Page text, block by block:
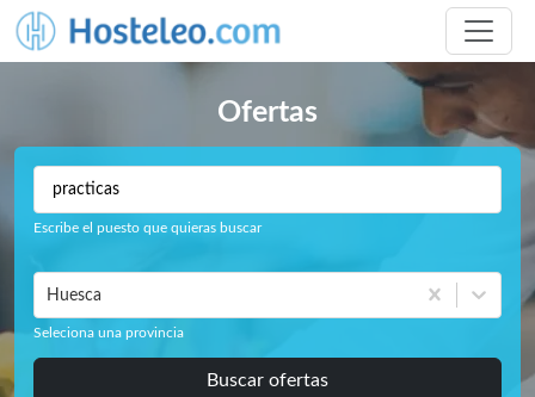
Ofertas
Escribe el puesto que quieras buscar
Huesca
Seleciona una provincia
Buscar ofertas